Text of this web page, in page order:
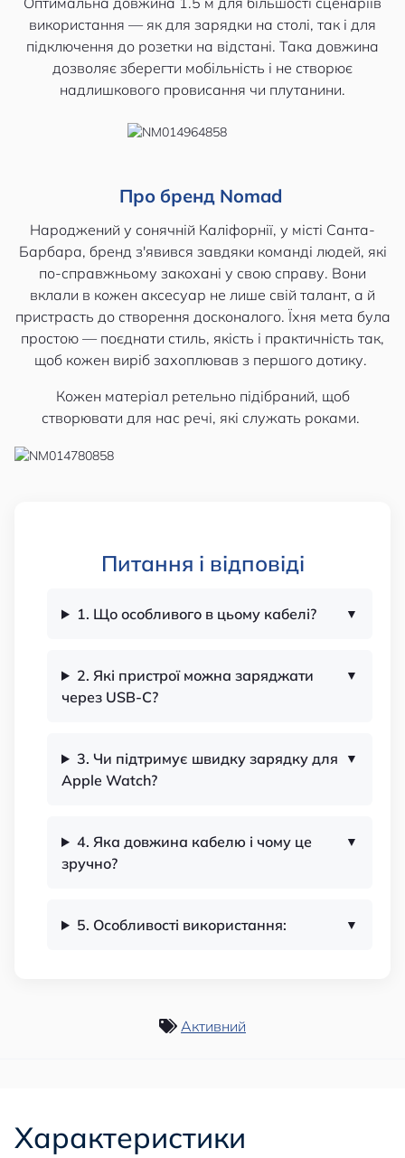
використання — як для зарядки на столі, так і для
підключення до розетки на відстані. Така довжина
дозволяє зберегти мобільність і не створює
надлишкового провисання чи плутанини.
Про бренд Nomad
Народжений у сонячній Каліфорнії, у місті Санта-
Барбара, бренд з'явився завдяки команді людей, які
по-справжньому закохані у свою справу. Вони
вклали в кожен аксесуар не лише свій талант, а й
пристрасть до створення досконалого. Їхня мета була
простою — поєднати стиль, якість і практичність так,
щоб кожен виріб захоплював з першого дотику.
Кожен матеріал ретельно підібраний, щоб
створювати для нас речі, які служать роками.
Питання і відповіді
1. Що особливого в цьому кабелі?
2. Які пристрої можна заряджати
через USB-C?
3. Чи підтримує швидку зарядку для
Apple Watch?
4. Яка довжина кабелю і чому це
зручно?
5. Особливості використання:
Активний
Характеристики